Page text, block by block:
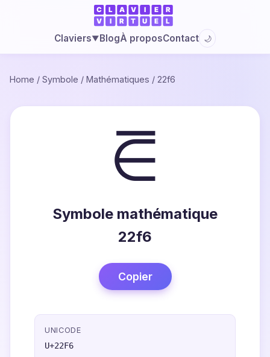
Claviers▼BlogÀ proposContact 🌙
Home / Symbole / Mathématiques / 22f6
⋶
Symbole mathématique
22f6
Copier
UNICODE
U+22F6